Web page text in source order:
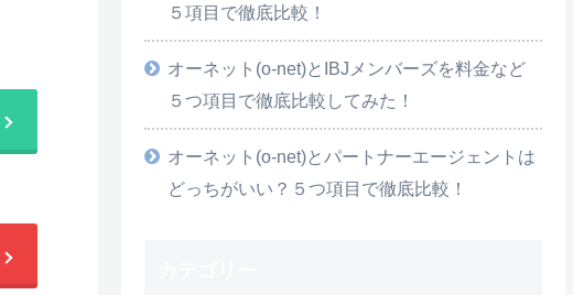
５項目で徹底比較！
オーネット(o-net)とIBJメンバーズを料金など
５つ項目で徹底比較してみた！
オーネット(o-net)とパートナーエージェントは
どっちがいい？５つ項目で徹底比較！